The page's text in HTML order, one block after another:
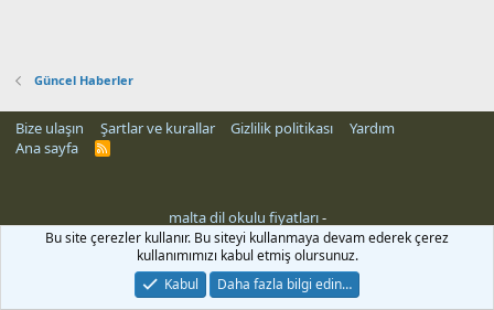
Güncel Haberler
Bize ulaşın Şartlar ve kurallar Gizlilik politikası
Yardım
Ana sayfa
R
malta dil okulu fiyatları-
Bu site çerezler kullanır. Bu siteyi kullanmaya devam ederek çerez
kullanımımızı kabul etmiş olursunuz.
Kabul
Daha fazla bilgi edin…